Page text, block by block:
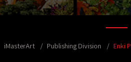
iMasterArt Publishing Division Enki